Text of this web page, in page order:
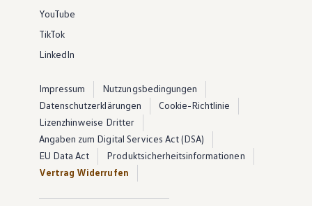
YouTube
TikTok
LinkedIn
Impressum
Nutzungsbedingungen
Datenschutzerklärungen
Cookie-Richtlinie
Lizenzhinweise Dritter
Angaben zum Digital Services Act (DSA)
EU Data Act
Produktsicherheitsinformationen
Vertrag Widerrufen